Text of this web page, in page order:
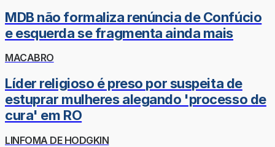
MDB não formaliza renúncia de Confúcio
e esquerda se fragmenta ainda mais
MACABRO
Líder religioso é preso por suspeita de
estuprar mulheres alegando 'processo de
cura' em RO
LINFOMA DE HODGKIN